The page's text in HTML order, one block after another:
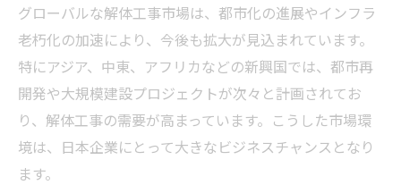
グローバルな解体工事市場は、都市化の進展やインフラ
老朽化の加速により、今後も拡大が見込まれています。
特にアジア、中東、アフリカなどの新興国では、都市再
開発や大規模建設プロジェクトが次々と計画されてお
り、解体工事の需要が高まっています。こうした市場環
境は、日本企業にとって大きなビジネスチャンスとなり
ます。